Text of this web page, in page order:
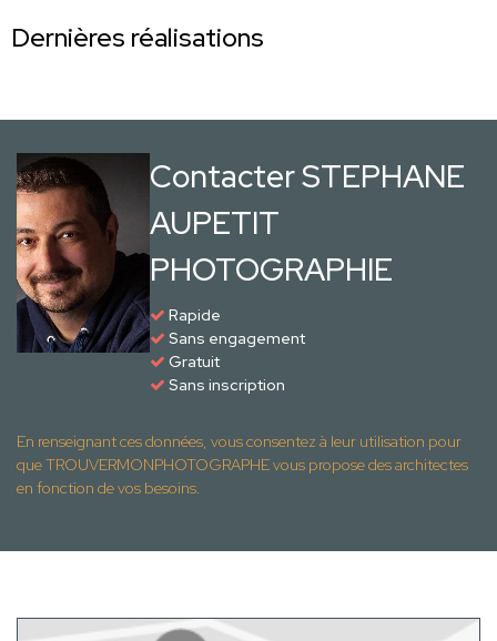
Dernières réalisations
Contacter STEPHANE
AUPETIT
PHOTOGRAPHIE
Rapide
Sans engagement
Gratuit
Sans inscription
En renseignant ces données, vous consentez à leur utilisation pour
que TROUVERMONPHOTOGRAPHE vous propose des architectes
en fonction de vos besoins.